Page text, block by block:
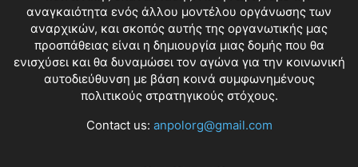
αναγκαιότητα ενός άλλου μοντέλου οργάνωσης των
αναρχικών, και σκοπός αυτής της οργανωτικής μας
προσπάθειας είναι η δημιουργία μιας δομής που θα
ενισχύσει και θα δυναμώσει τον αγώνα για την κοινωνική
αυτοδιεύθυνση με βάση κοινά συμφωνημένους
πολιτικούς στρατηγικούς στόχους.
Contact us: anpolorg@gmail.com